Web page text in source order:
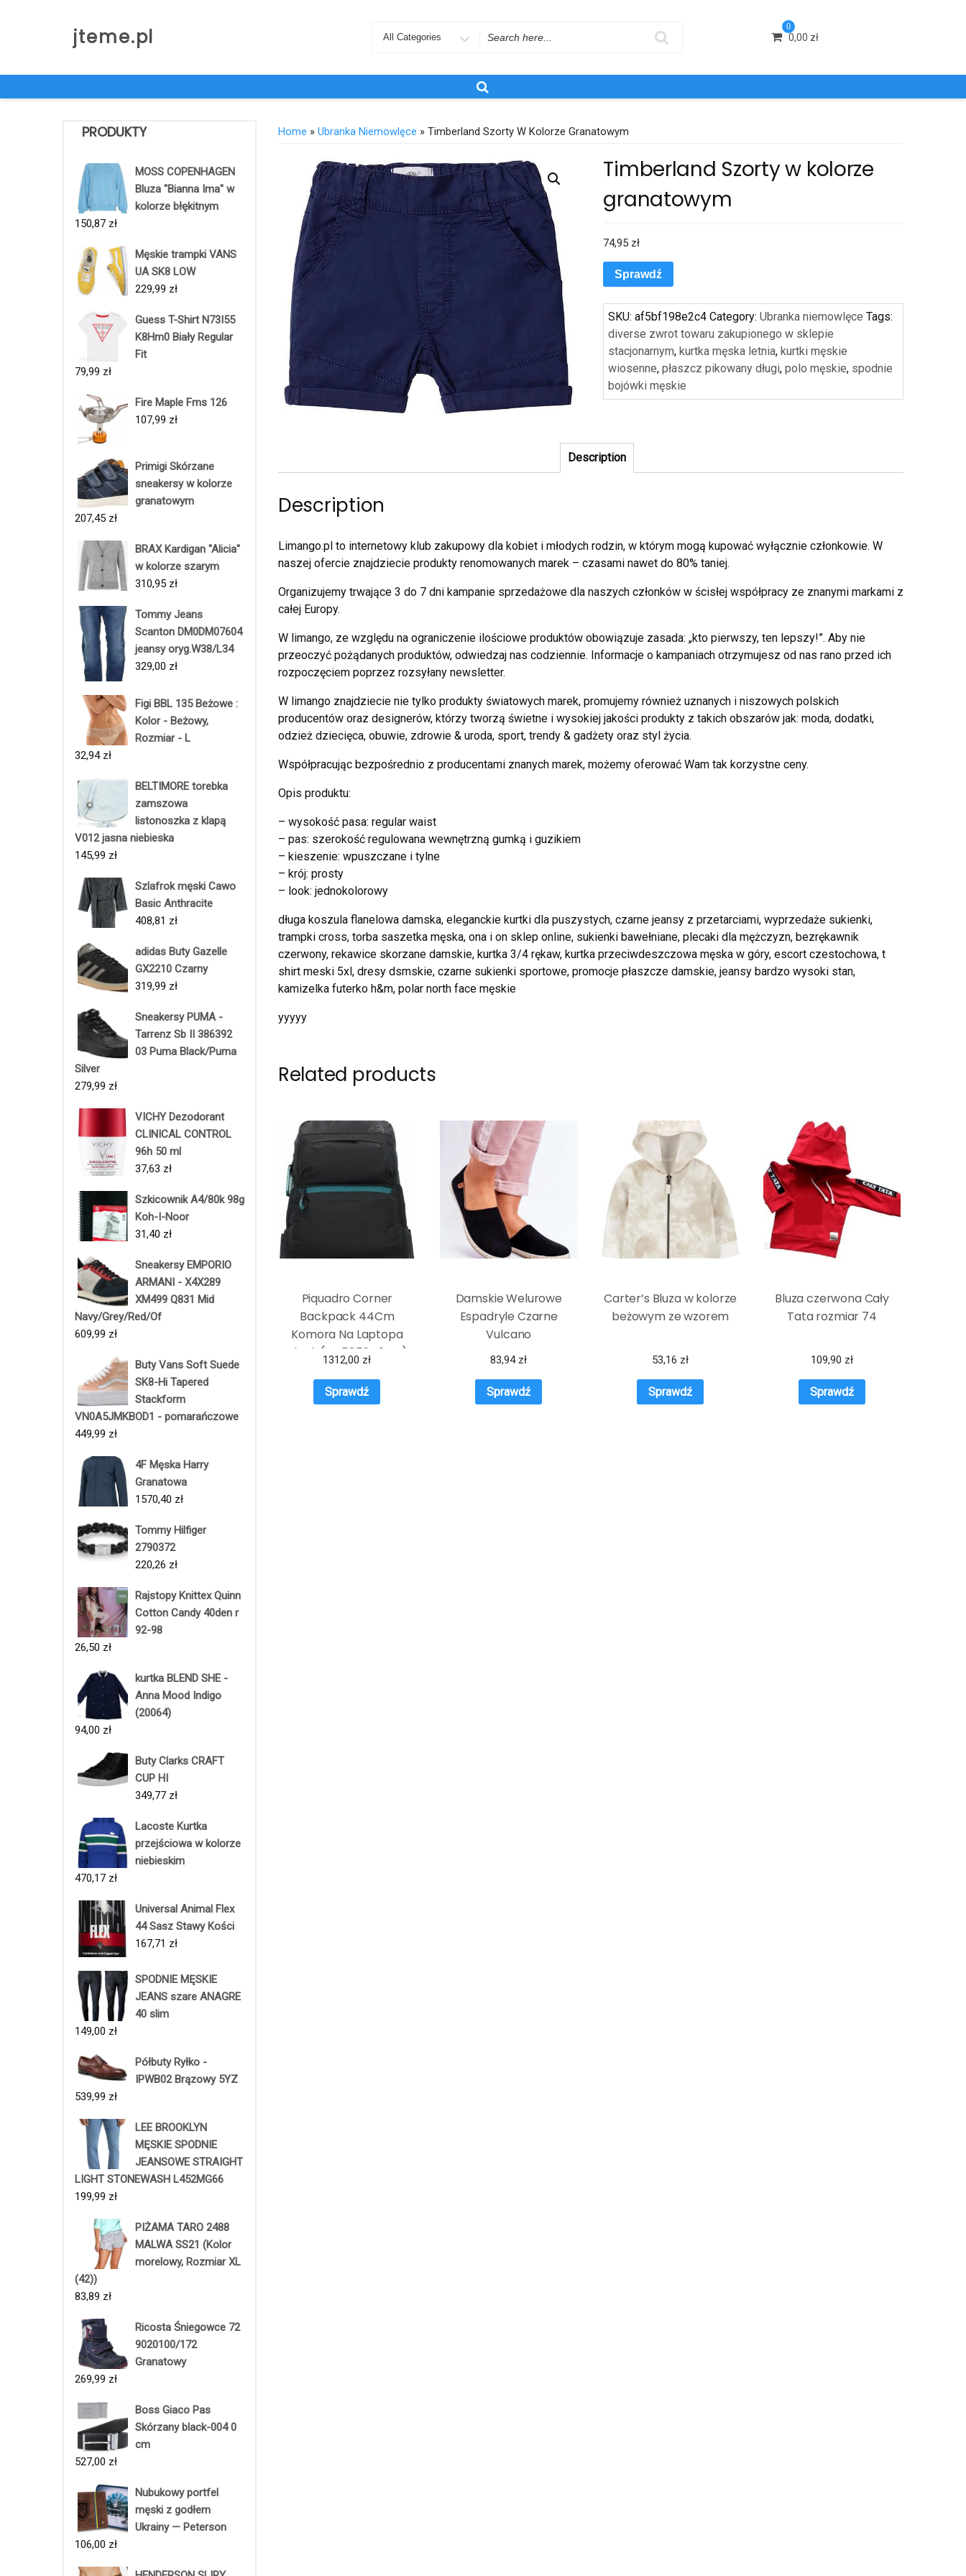
jteme.pl
Search
0
0,00 zł
PRODUKTY
MOSS COPENHAGEN
Bluza "Bianna Ima" w
kolorze błękitnym
150,87 zł
Męskie trampki VANS
UA SK8 LOW
229,99 zł
Guess T-Shirt N73I55
K8Hm0 Biały Regular
Fit
79,99 zł
Fire Maple Fms 126
107,99 zł
Primigi Skórzane
sneakersy w kolorze
granatowym
207,45 zł
BRAX Kardigan "Alicia"
w kolorze szarym
310,95 zł
Tommy Jeans
Scanton DM0DM07604
jeansy oryg.W38/L34
329,00 zł
Figi BBL 135 Beżowe :
Kolor - Beżowy,
Rozmiar - L
32,94 zł
BELTIMORE torebka
zamszowa
listonoszka z klapą
V012 jasna niebieska
145,99 zł
Szlafrok męski Cawo
Basic Anthracite
408,81 zł
adidas Buty Gazelle
GX2210 Czarny
319,99 zł
Sneakersy PUMA -
Tarrenz Sb II 386392
03 Puma Black/Puma
Silver
279,99 zł
VICHY Dezodorant
CLINICAL CONTROL
96h 50 ml
37,63 zł
Szkicownik A4/80k 98g
Koh-I-Noor
31,40 zł
Sneakersy EMPORIO
ARMANI - X4X289
XM499 Q831 Mid
Navy/Grey/Red/Of
609,99 zł
Buty Vans Soft Suede
SK8-Hi Tapered
Stackform
VN0A5JMKBOD1 - pomarańczowe
449,99 zł
4F Męska Harry
Granatowa
1570,40 zł
Tommy Hilfiger
2790372
220,26 zł
Rajstopy Knittex Quinn
Cotton Candy 40den r
92-98
26,50 zł
kurtka BLEND SHE -
Anna Mood Indigo
(20064)
94,00 zł
Buty Clarks CRAFT
CUP HI
349,77 zł
Lacoste Kurtka
przejściowa w kolorze
niebieskim
470,17 zł
Universal Animal Flex
44 Sasz Stawy Kości
167,71 zł
SPODNIE MĘSKIE
JEANS szare ANAGRE
40 slim
149,00 zł
Półbuty Ryłko -
IPWB02 Brązowy 5YZ
539,99 zł
LEE BROOKLYN
MĘSKIE SPODNIE
JEANSOWE STRAIGHT
LIGHT STONEWASH L452MG66
199,99 zł
PIŻAMA TARO 2488
MALWA SS21 (Kolor
morelowy, Rozmiar XL
(42))
83,89 zł
Ricosta Śniegowce 72
9020100/172
Granatowy
269,99 zł
Boss Giaco Pas
Skórzany black-004 0
cm
527,00 zł
Nubukowy portfel
męski z godłem
Ukrainy — Peterson
106,00 zł
Home » Ubranka Niemowlęce » Timberland Szorty W Kolorze Granatowym
Timberland Szorty w kolorze
granatowym
74,95 zł
Sprawdź
SKU:af5bf198e2c4 Category:Ubranka niemowlęce Tags:
diverse zwrot towaru zakupionego w sklepie
stacjonarnym,kurtka męska letnia,kurtki męskie
wiosenne,płaszcz pikowany długi,polo męskie, spodnie
bojówki męskie
Description
Description
Limango.pl to internetowy klub zakupowy dla kobiet i młodych rodzin, w którym mogą kupować wyłącznie członkowie. W
naszej ofercie znajdziecie produkty renomowanych marek – czasami nawet do 80% taniej.
Organizujemy trwające 3 do 7 dni kampanie sprzedażowe dla naszych członków w ścisłej współpracy ze znanymi markami z
całej Europy.
W limango, ze względu na ograniczenie ilościowe produktów obowiązuje zasada: „kto pierwszy, ten lepszy!”. Aby nie
przeoczyć pożądanych produktów, odwiedzaj nas codziennie. Informacje o kampaniach otrzymujesz od nas rano przed ich
rozpoczęciem poprzez rozsyłany newsletter.
W limango znajdziecie nie tylko produkty światowych marek, promujemy również uznanych i niszowych polskich
producentów oraz designerów, którzy tworzą świetne i wysokiej jakości produkty z takich obszarów jak: moda, dodatki,
odzież dziecięca, obuwie, zdrowie & uroda, sport, trendy & gadżety oraz styl życia.
Współpracując bezpośrednio z producentami znanych marek, możemy oferować Wam tak korzystne ceny.
Opis produktu:
– wysokość pasa: regular waist
– pas: szerokość regulowana wewnętrzną gumką i guzikiem
– kieszenie: wpuszczane i tylne
– krój: prosty
– look: jednokolorowy
długa koszula flanelowa damska, eleganckie kurtki dla puszystych, czarne jeansy z przetarciami, wyprzedaże sukienki,
trampki cross, torba saszetka męska, ona i on sklep online, sukienki bawełniane, plecaki dla mężczyzn, bezrękawnik
czerwony, rekawice skorzane damskie, kurtka 3/4 rękaw, kurtka przeciwdeszczowa męska w góry, escort czestochowa, t
shirt meski 5xl, dresy dsmskie, czarne sukienki sportowe, promocje płaszcze damskie, jeansy bardzo wysoki stan,
kamizelka futerko h&m, polar north face męskie
yyyyy
Related products
Piquadro Corner
Backpack 44Cm
Komora Na Laptopa
Black (CA5856C2ON)
1312,00 zł
Sprawdź
Damskie Welurowe
Espadryle Czarne
Vulcano
83,94 zł
Sprawdź
Carter’s Bluza w kolorze
beżowym ze wzorem
53,16 zł
Sprawdź
Bluza czerwona Cały
Tata rozmiar 74
109,90 zł
Sprawdź